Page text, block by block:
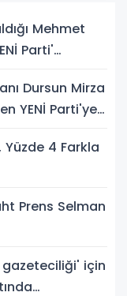
Mehmet
Parti'
Dursun Mirza
YENİ Parti'ye
Yüzde 4 Farkla
Prens Selman
gazeteciliği' için